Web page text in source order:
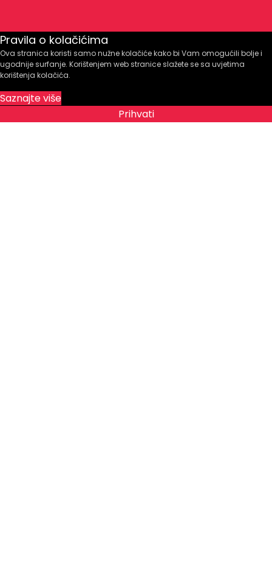
Pravila o kolačićima
Ova stranica koristi samo nužne kolačiće kako bi Vam omogućili bolje i
ugodnije surfanje. Korištenjem web stranice slažete se sa uvjetima
korištenja kolačića.
Saznajte više
Prihvati